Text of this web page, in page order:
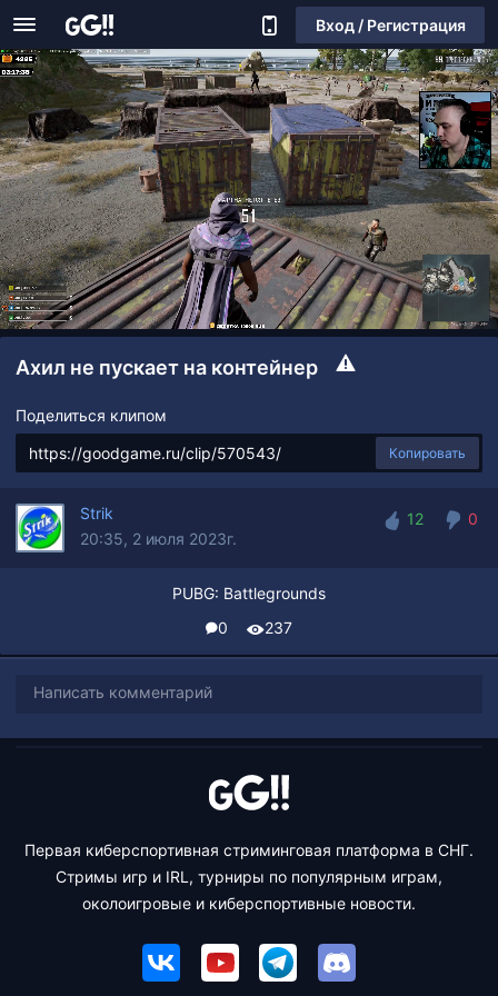
Вход / Регистрация
Ахил не пускает на контейнер
Поделиться клипом
Копировать
Strik
20:35, 2 июля 2023г.
12
0
PUBG: Battlegrounds
0
237
Написать комментарий
Первая киберспортивная стриминговая платформа в СНГ.
Стримы игр и IRL, турниры по популярным играм,
околоигровые и киберспортивные новости.